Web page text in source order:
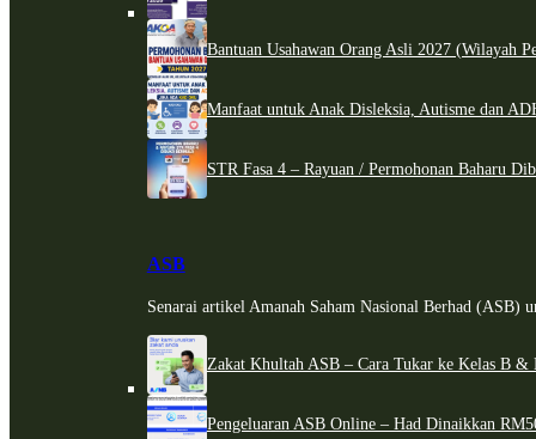
Bantuan Usahawan Orang Asli 2027 (Wilayah
Manfaat untuk Anak Disleksia, Autisme dan
STR Fasa 4 – Rayuan / Permohonan Baharu
ASB
Senarai artikel Amanah Saham Nasional Berhad (ASB)
Zakat Khultah ASB – Cara Tukar ke Kelas B &
Pengeluaran ASB Online – Had Dinaikkan